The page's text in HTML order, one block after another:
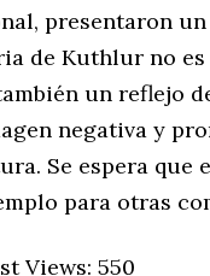
presentaron
de Kuthlur no
un reflejo
negativa y
Se espera
para otras
Views: 550